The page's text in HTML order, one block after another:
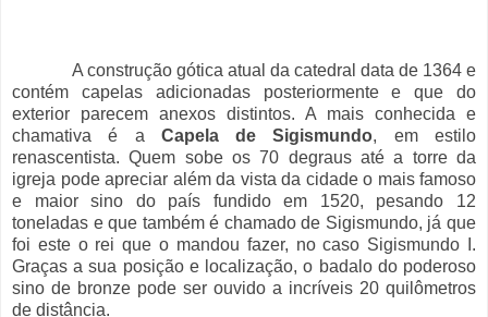
A construção gótica atual da catedral data de 1364 e
contém capelas adicionadas posteriormente e que do
exterior parecem anexos distintos. A mais conhecida e
chamativa é a Capela de Sigismundo, em estilo
renascentista. Quem sobe os 70 degraus até a torre da
igreja pode apreciar além da vista da cidade o mais famoso
e maior sino do país fundido em 1520, pesando 12
toneladas e que também é chamado de Sigismundo, já que
foi este o rei que o mandou fazer, no caso Sigismundo I.
Graças a sua posição e localização, o badalo do poderoso
sino de bronze pode ser ouvido a incríveis 20 quilômetros
de distância.